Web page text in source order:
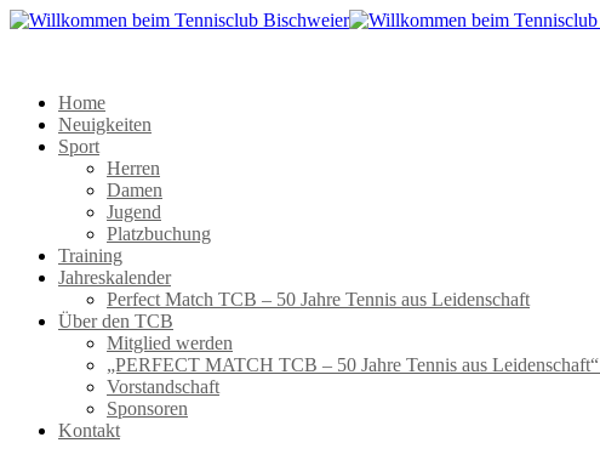
Home
Neuigkeiten
Sport
Herren
Damen
Jugend
Platzbuchung
Training
Jahreskalender
Perfect Match TCB – 50 Jahre Tennis aus Leidenschaft
Über den TCB
Mitglied werden
„PERFECT MATCH TCB – 50 Jahre Tennis aus Leidenschaft“
Vorstandschaft
Sponsoren
Kontakt